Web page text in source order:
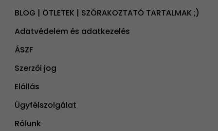
BLOG | ÖTLETEK | SZÓRAKOZTATÓ TARTALMAK ;)
Adatvédelem és adatkezelés
ÁSZF
Szerzői jog
Elállás
Ügyfélszolgálat
Rólunk